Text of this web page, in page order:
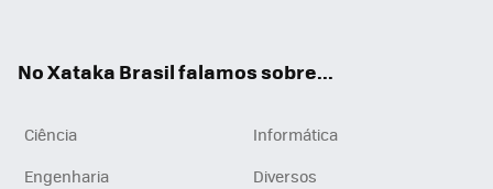
No Xataka Brasil falamos sobre...
Ciência
Informática
Engenharia
Diversos